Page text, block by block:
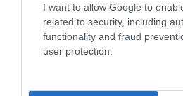
I want to allow Google to
related to security, including
functionality and fraud
user protection.